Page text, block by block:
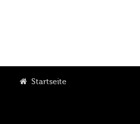
Startseite